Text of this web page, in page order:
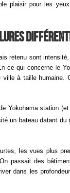
plaisir pour les
retenu sont
ce qui concerne le
à taille humaine.
Yokohama station
un bateau datant du
les vues plus
passait des
dans les